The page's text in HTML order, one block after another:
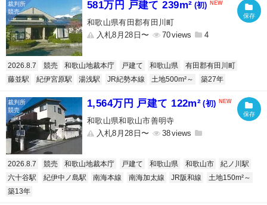
581万円 戸建て 239m² (初)
和歌山県有田郡有田川町
入札8月28日〜
70 4
2026.8.7 競売 和歌山地裁本庁 戸建て 和歌山県
有田郡有田川町
藤並駅
紀伊宮原駅 湯浅駅 JR紀勢本線 土地500m²～ 築27年
1,564万円 戸建て 122m² (初)
和歌山県和歌山市善明寺
入札8月28日〜
38
2026.8.7 競売 和歌山地裁本庁 戸建て 和歌山県 和歌山市
紀ノ川駅
六十谷駅
紀伊中ノ島駅 南海本線 南海加太線 JR阪和線
土地150m²～
築13年